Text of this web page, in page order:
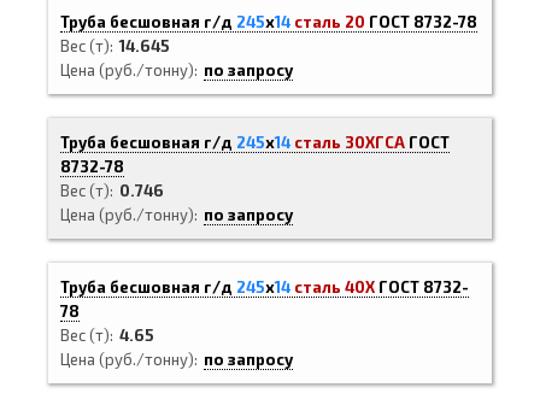
Труба бесшовная г/д 245х14 сталь 20 ГОСТ 8732-78
Вес (т) 14.645
Цена (руб./тонну)
по запросу
Труба бесшовная г/д 245х14 сталь 30ХГСА ГОСТ
8732-78
Вес (т)
0.746
Цена (руб./тонну)
по запросу
Труба бесшовная г/д 245х14 сталь 40Х ГОСТ 8732-
78
Вес (т) 4.65
Цена (руб./тонну)
по запросу